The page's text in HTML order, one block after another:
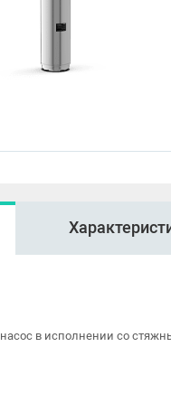
в исполнении со